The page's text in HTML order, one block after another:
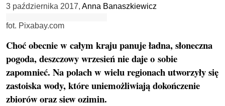
3 października 2017, Anna Banaszkiewicz
fot. Pixabay.com
Choć obecnie w całym kraju panuje ładna, słoneczna
pogoda, deszczowy wrzesień nie daje o sobie
zapomnieć. Na polach w wielu regionach utworzyły się
zastoiska wody, które uniemożliwiają dokończenie
zbiorów oraz siew ozimin.